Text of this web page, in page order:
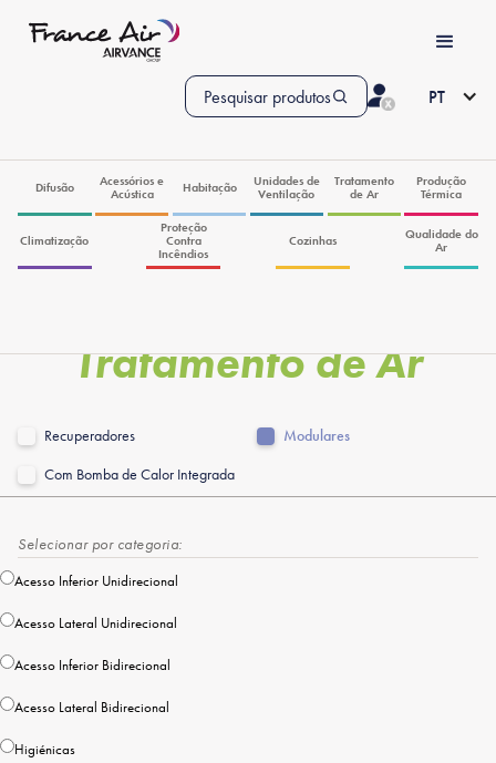
Pesquisar produtos PT
Difusão
Acessórios e
Acústica
Habitação
Unidades de
Ventilação
Tratamento
de Ar
Produção
Térmica
Climatização
Proteção
Contra
Incêndios
Cozinhas
Qualidade do
Ar
Tratamento de Ar
Recuperadores Modulares
Com Bomba de Calor Integrada
Selecionar por categoria:
Acesso Inferior Unidirecional
Acesso Lateral Unidirecional
Acesso Inferior Bidirecional
Acesso Lateral Bidirecional
Higiénicas